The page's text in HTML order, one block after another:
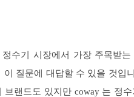
정수기 시장에서 가장 주목받
이 질문에 대답할 수 있을 것입
브랜드도 있지만 coway 는 정